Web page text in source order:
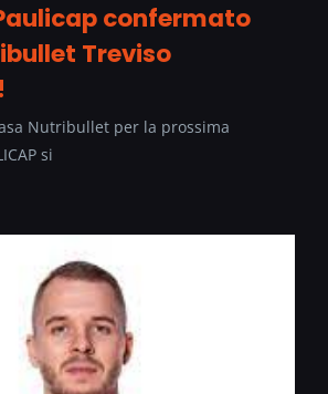
confermato
Treviso
Nutribullet per la prossima
si